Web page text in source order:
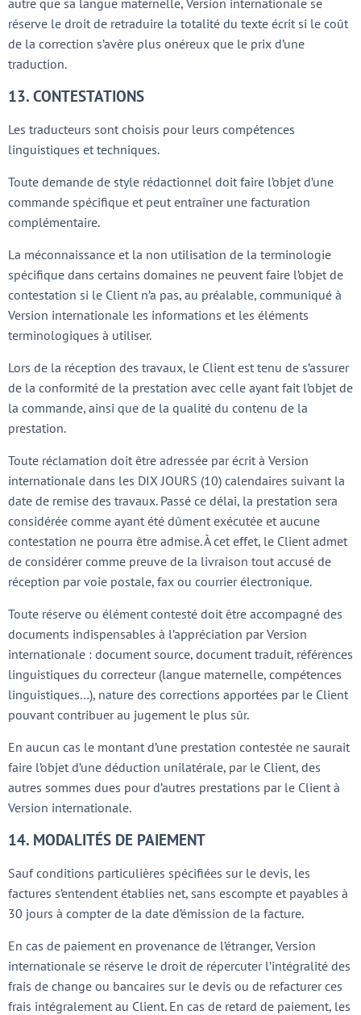
réserve le droit de retraduire la totalité du texte écrit si le coût
de la correction s’avère plus onéreux que le prix d’une
traduction.
13. CONTESTATIONS
Les traducteurs sont choisis pour leurs compétences
linguistiques et techniques.
Toute demande de style rédactionnel doit faire l’objet d’une
commande spécifique et peut entraîner une facturation
complémentaire.
La méconnaissance et la non utilisation de la terminologie
spécifique dans certains domaines ne peuvent faire l’objet de
contestation si le Client n’a pas, au préalable, communiqué à
Version internationale les informations et les éléments
terminologiques à utiliser.
Lors de la réception des travaux, le Client est tenu de s’assurer
de la conformité de la prestation avec celle ayant fait l’objet de
la commande, ainsi que de la qualité du contenu de la
prestation.
Toute réclamation doit être adressée par écrit à Version
internationale dans les DIX JOURS (10) calendaires suivant la
date de remise des travaux. Passé ce délai, la prestation sera
considérée comme ayant été dûment exécutée et aucune
contestation ne pourra être admise. À cet effet, le Client admet
de considérer comme preuve de la livraison tout accusé de
réception par voie postale, fax ou courrier électronique.
Toute réserve ou élément contesté doit être accompagné des
documents indispensables à l’appréciation par Version
internationale : document source, document traduit, références
linguistiques du correcteur (langue maternelle, compétences
linguistiques…), nature des corrections apportées par le Client
pouvant contribuer au jugement le plus sûr.
En aucun cas le montant d’une prestation contestée ne saurait
faire l’objet d’une déduction unilatérale, par le Client, des
autres sommes dues pour d’autres prestations par le Client à
Version internationale.
14. MODALITÉS DE PAIEMENT
Sauf conditions particulières spécifiées sur le devis, les
factures s’entendent établies net, sans escompte et payables à
30 jours à compter de la date d’émission de la facture.
En cas de paiement en provenance de l’étranger, Version
internationale se réserve le droit de répercuter l’intégralité des
frais de change ou bancaires sur le devis ou de refacturer ces
frais intégralement au Client. En cas de retard de paiement, les